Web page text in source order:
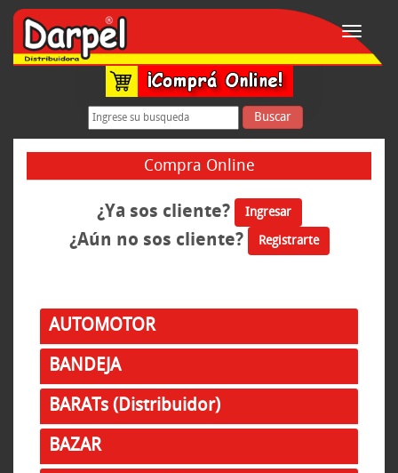
Toggle
Buscar
Compra Online
¿Ya sos cliente? Ingresar
¿Aún no sos cliente? Registrarte
AUTOMOTOR
BANDEJA
BARATs (Distribuidor)
BAZAR